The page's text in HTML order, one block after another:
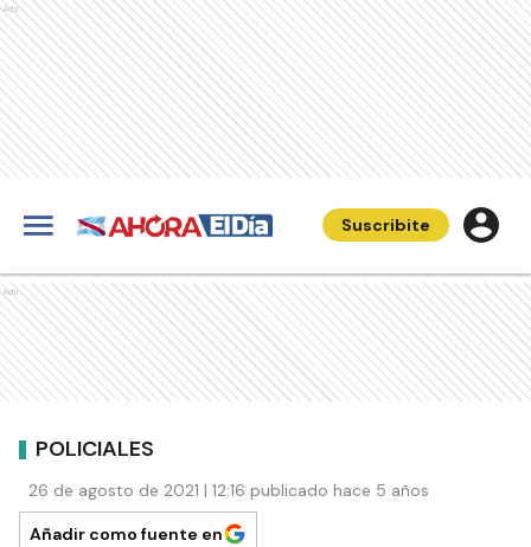
Ads
Suscribite
Ads
POLICIALES
26 de agosto de 2021 | 12:16 publicado hace 5 años
Añadir como fuente en